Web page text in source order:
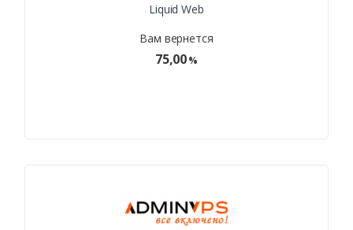
Liquid Web
Вам вернется
75,00%